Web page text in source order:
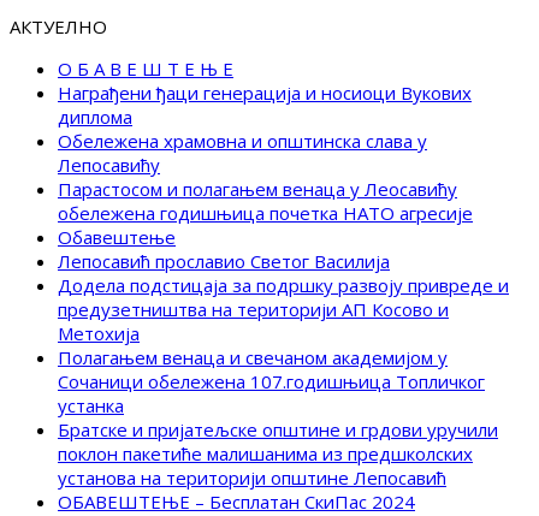
АКТУЕЛНО
О Б А В Е Ш Т Е Њ Е
Награђени ђаци генерација и носиоци Вукових
диплома
Обележена храмовна и општинска слава у
Лепосавићу
Парастосом и полагањем венаца у Леосавићу
обележена годишњица почетка НАТО агресије
Обавештење
Лепосавић прославио Светог Василија
Додела подстицаја за подршку развоју привреде и
предузетништва на територији АП Косово и
Метохија
Полагањем венаца и свечаном академијом у
Сочаници обележена 107.годишњица Топличког
устанка
Братске и пријатељске општине и грдови уручили
поклон пакетиће малишанима из предшколских
установа на територији општине Лепосавић
ОБАВЕШТЕЊЕ – Бесплатан СкиПас 2024